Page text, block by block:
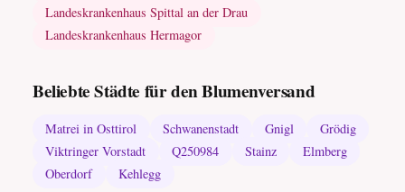
Landeskrankenhaus Spittal an der Drau
Landeskrankenhaus Hermagor
Beliebte Städte für den Blumenversand
Matrei in Osttirol Schwanenstadt Gnigl
Grödig
Viktringer Vorstadt
Q250984 Stainz
Elmberg
Oberdorf
Kehlegg